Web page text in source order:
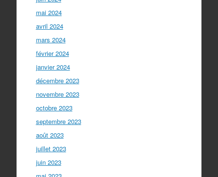
mai 2024
avril 2024
mars 2024
février 2024
janvier 2024
décembre 2023
novembre 2023
octobre 2023
septembre 2023
août 2023
juillet 2023
juin 2023